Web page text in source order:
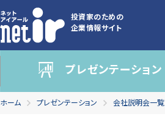
投資家のための
企業情報サイト
プレゼンテーション
ホーム プレゼンテーション 会社説明会一覧